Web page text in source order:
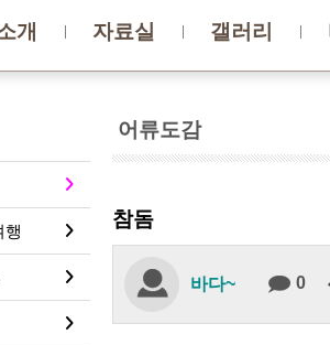
개 자료실 갤러리
어류도감
행
참돔
바다~ 0